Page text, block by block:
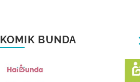
KOMIK BUNDA